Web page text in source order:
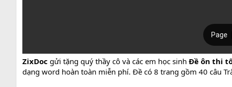
ZixDoc gửi tặng quý thầy cô và các em học sinh Đề ôn thi
dạng word hoàn toàn miễn phí. Đề có 8 trang gồm 40 câu